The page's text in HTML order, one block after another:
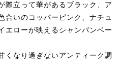
際立って華があるブラック、ア
合いのコッパーピンク、ナチュ
エローが映えるシャンパンベー
くなり過ぎないアンティーク調